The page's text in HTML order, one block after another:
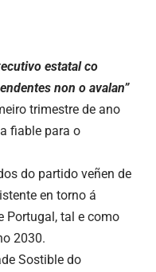
estatal co
non o avalan”
trimestre de ano
fiable para o
do partido veñen de
en torno á
Portugal, tal e como
2030.
Sostible do